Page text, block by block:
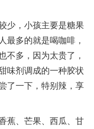
少，小孩主要是糖果
最多的就是喝咖啡，
不多，因为太贵了，
味剂调成的一种胶状
了一下，特别辣，享
蕉、芒果、西瓜、甘